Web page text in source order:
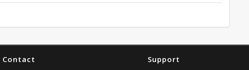
Contact Support